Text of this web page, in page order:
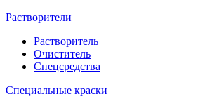
Растворители
Растворитель
Очиститель
Спецсредства
Специальные краски